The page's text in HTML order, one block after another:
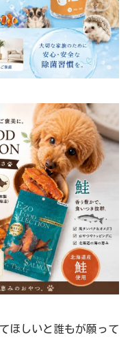
ほしいと誰もが願って